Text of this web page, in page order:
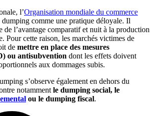
l’Organisation mondiale du commerce
comme une pratique déloyale. Il
de l’avantage comparatif et nuit à la production
Pour cette raison, les marchés victimes de
de mettre en place des mesures
ou antisubvention dont les effets doivent
aux dommages subis.
s’observe également en dehors du
notamment le dumping social, le
ou le dumping fiscal.